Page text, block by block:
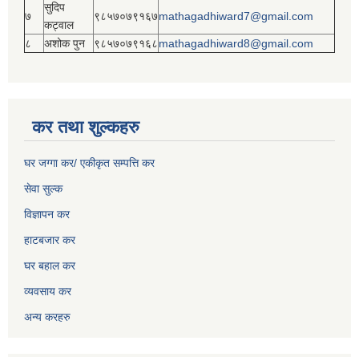
७
सुदिप
कट्वाल
९८५७०७९१६७mathagadhiward7@gmail.com
८ अशोक पुन ९८५७०७९१६८mathagadhiward8@gmail.com
कर तथा शुल्कहरु
घर जग्गा कर/ एकीकृत सम्पत्ति कर
सेवा सुल्क
विज्ञापन कर
हाटबजार कर
घर बहाल कर
व्यवसाय कर
अन्य करहरु